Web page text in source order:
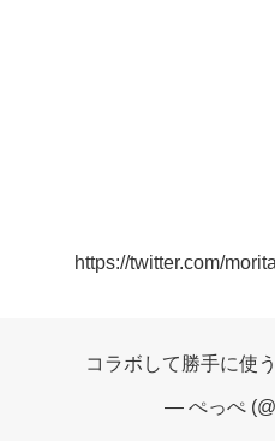
https://twitter.com/
コラボして勝手に
— ぺっぺ